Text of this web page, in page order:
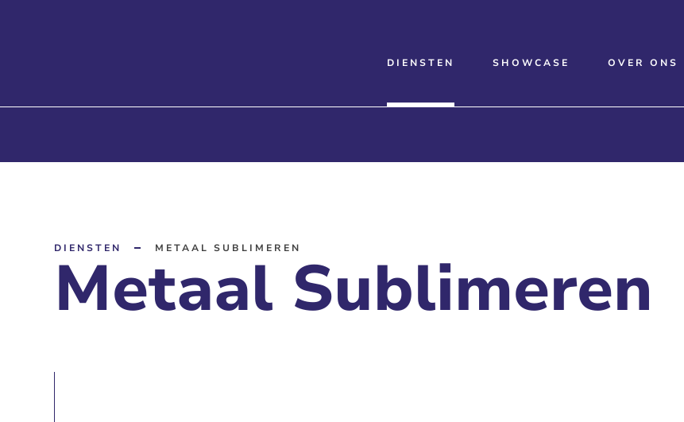
DIENSTEN SHOWCASE OVER ONS
DIENSTEN METAAL SUBLIMEREN
Metaal Sublimeren